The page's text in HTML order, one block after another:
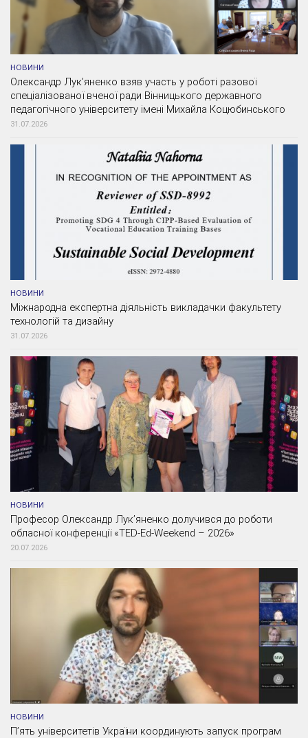
НОВИНИ
Олександр Лук’яненко взяв участь у роботі разової
спеціалізованої вченої ради Вінницького державного
педагогічного університету імені Михайла Коцюбинського
31.07.2026
НОВИНИ
Міжнародна експертна діяльність викладачки факультету
технологій та дизайну
31.07.2026
НОВИНИ
Професор Олександр Лук’яненко долучився до роботи
обласної конференції «TED-Ed-Weekend – 2026»
20.07.2026
НОВИНИ
П’ять університетів України координують запуск програм